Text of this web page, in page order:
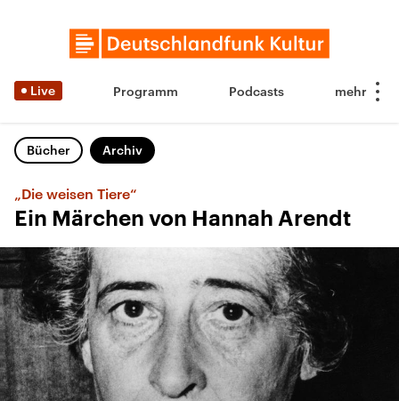
Live Programm Podcasts
Bücher Archiv
„Die weisen Tiere“
Ein Märchen von Hannah Arendt